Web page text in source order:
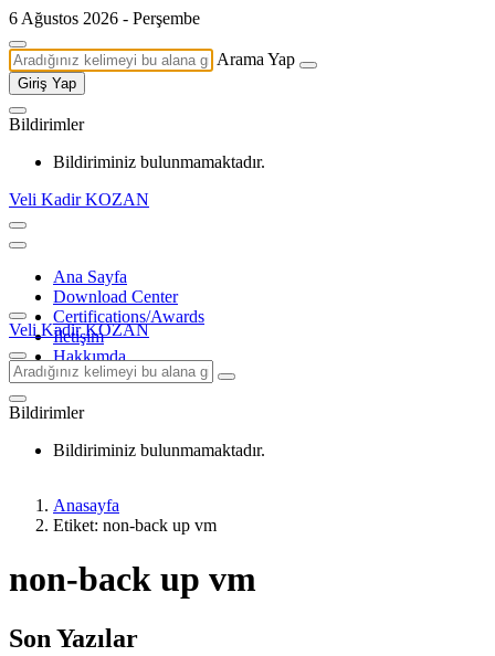
6 Ağustos 2026 - Perşembe
Arama Yap
Giriş Yap
Bildirimler
Bildiriminiz bulunmamaktadır.
Veli Kadir KOZAN
Ana Sayfa
Download Center
Certifications/Awards
İletişim
Hakkımda
Veli Kadir KOZAN
Bildirimler
Bildiriminiz bulunmamaktadır.
Anasayfa
Etiket: non-back up vm
non-back up vm
Son Yazılar